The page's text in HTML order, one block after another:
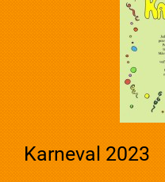
Karneval 2023